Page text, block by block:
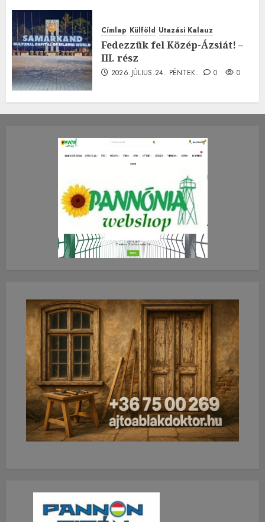
Címlap Külföld Utazási Kalauz
Fedezzük fel Közép-Ázsiát! –
III. rész
2026.JÚLIUS.24. PÉNTEK. 0 0